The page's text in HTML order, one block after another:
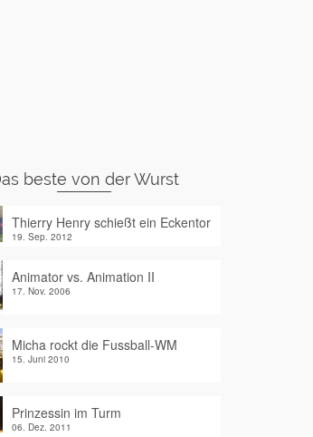
beste von der Wurst
Thierry Henry schießt ein Eckentor
19. Sep. 2012
Animator vs. Animation II
17. Nov. 2006
Micha rockt die Fussball-WM
15. Juni 2010
Prinzessin im Turm
06. Dez. 2011